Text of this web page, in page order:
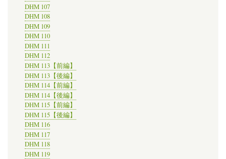
DHM 107
DHM 108
DHM 109
DHM 110
DHM 111
DHM 112
DHM 113【前編】
DHM 113【後編】
DHM 114【前編】
DHM 114【後編】
DHM 115【前編】
DHM 115【後編】
DHM 116
DHM 117
DHM 118
DHM 119